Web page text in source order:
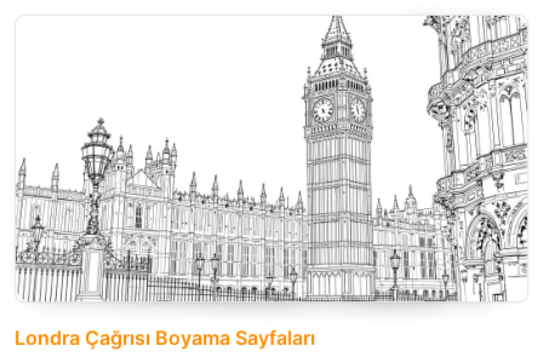
Londra Çağrısı Boyama Sayfaları